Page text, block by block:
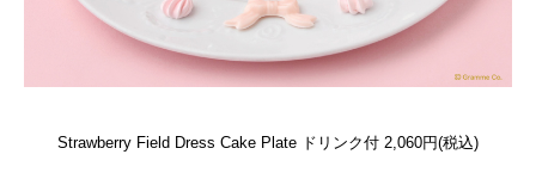
Strawberry Field Dress Cake Plate ドリンク付 2,060円(税込)